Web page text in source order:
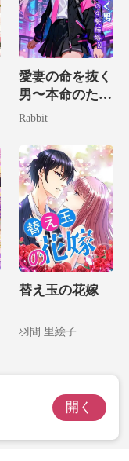
、無意識の
愛妻の命を抜く
男〜本命のため
の生贄結婚〜
Rabbit
替え玉の花嫁
羽間 里絵子
開く